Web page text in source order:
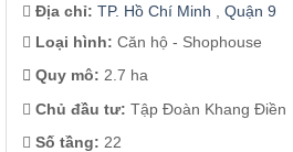
Địa chỉ: TP. Hồ Chí Minh
Quận 9
Loại hình: Căn hộ - Shophouse
Quy mô: 2.7 ha
Chủ đầu tư: Tập Đoàn Khang Điền
Số tầng: 22